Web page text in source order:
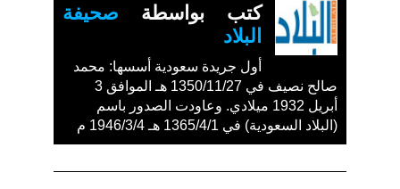
كتب بواسطة صحيفة
البلاد
أول جريدة سعودية أسسها: محمد
صالح نصيف في 1350/11/27 هـ الموافق 3
أبريل 1932 ميلادي. وعاودت الصدور باسم
(البلاد السعودية) في 1365/4/1 هـ 1946/3/4 م